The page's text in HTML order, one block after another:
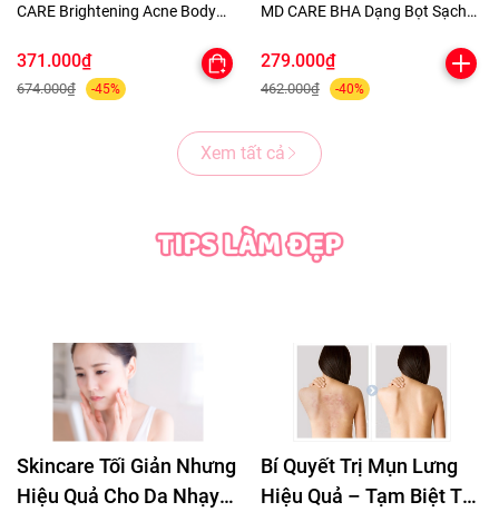
CARE Brightening Acne Body
Thâm Giảm Mụn Cơ Thể Chai
200ml-TẶNG 1 MẶT NẠ
BERGAMO HELP JARY
371.000₫
674.000₫ -45%
MD CARE BHA Dạng Bọt Sạch
Da Dầu Mụn Nhạy Cảm 150ml-
TẶNG 1 MASK MNF+1 KHĂN
TẨY TRANG COLORKEY
279.000₫
462.000₫ -40%
Xem tất cả
Skincare Tối Giản Nhưng
Hiệu Quả Cho Da Nhạy
Bí Quyết Trị Mụn Lưng
Hiệu Quả – Tạm Biệt Tự